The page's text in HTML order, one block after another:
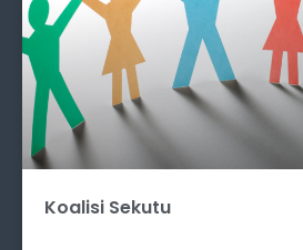
Koalisi Sekutu